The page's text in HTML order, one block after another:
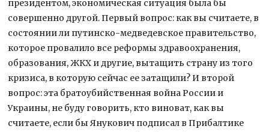
президентом, экономическая ситуация была бы
совершенно другой. Первый вопрос: как вы считаете, в
состоянии ли путинско-медведевское правительство,
которое провалило все реформы здравоохранения,
образования, ЖКХ и другие, вытащить страну из того
кризиса, в которую сейчас ее затащили? И второй
вопрос: эта братоубийственная война России и
Украины, не буду говорить, кто виноват, как вы
считаете, если бы Янукович подписал в Прибалтике